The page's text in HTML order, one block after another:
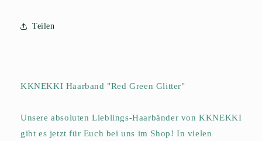
Teilen
KKNEKKI Haarband "Red Green Glitter"
Unsere absoluten Lieblings-Haarbänder von KKNEKKI
gibt es jetzt für Euch bei uns im Shop! In vielen